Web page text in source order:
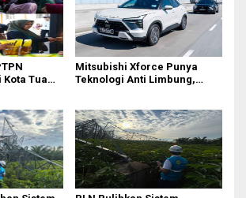
Kota Tua
Mitsubishi Xforce Punya
Teknologi Anti Limbung,